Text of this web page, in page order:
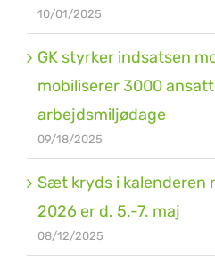
10/01/2025
GK styrker indsatsen
mobiliserer 3000
arbejdsmiljødage
09/18/2025
Sæt kryds i kalenderen
2026 er d. 5.-7. maj
08/12/2025